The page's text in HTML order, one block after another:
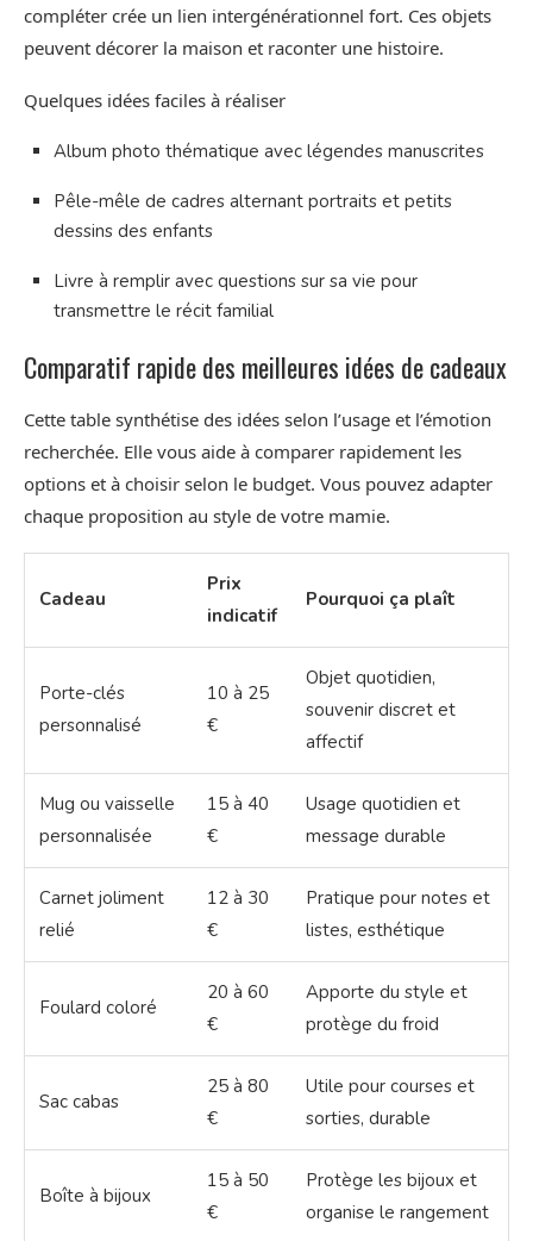
compléter crée un lien intergénérationnel fort. Ces objets
peuvent décorer la maison et raconter une histoire.
Quelques idées faciles à réaliser
Album photo thématique avec légendes manuscrites
Pêle-mêle de cadres alternant portraits et petits
dessins des enfants
Livre à remplir avec questions sur sa vie pour
transmettre le récit familial
Comparatif rapide des meilleures idées de cadeaux
Cette table synthétise des idées selon l’usage et l’émotion
recherchée. Elle vous aide à comparer rapidement les
options et à choisir selon le budget. Vous pouvez adapter
chaque proposition au style de votre mamie.
Cadeau
Prix
indicatif
Pourquoi ça plaît
Porte-clés
personnalisé
10 à 25
€
Objet quotidien,
souvenir discret et
affectif
Mug ou vaisselle
personnalisée
15 à 40
€
Usage quotidien et
message durable
Carnet joliment
relié
12 à 30
€
Pratique pour notes et
listes, esthétique
Foulard coloré
20 à 60
€
Apporte du style et
protège du froid
Sac cabas
25 à 80
€
Utile pour courses et
sorties, durable
Boîte à bijoux
15 à 50
€
Protège les bijoux et
organise le rangement